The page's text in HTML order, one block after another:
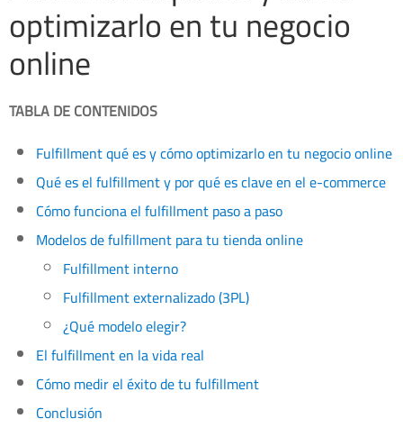
optimizarlo en tu negocio
online
TABLA DE CONTENIDOS
Fulfillment qué es y cómo optimizarlo en tu negocio online
Qué es el fulfillment y por qué es clave en el e-commerce
Cómo funciona el fulfillment paso a paso
Modelos de fulfillment para tu tienda online
Fulfillment interno
Fulfillment externalizado (3PL)
¿Qué modelo elegir?
El fulfillment en la vida real
Cómo medir el éxito de tu fulfillment
Conclusión